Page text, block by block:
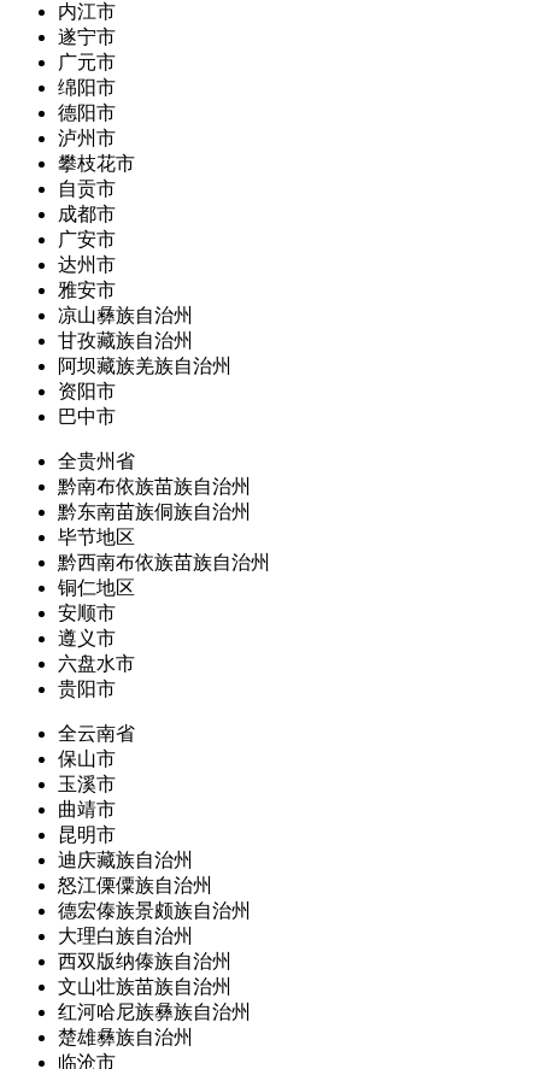
内江市
遂宁市
广元市
绵阳市
德阳市
泸州市
攀枝花市
自贡市
成都市
广安市
达州市
雅安市
凉山彝族自治州
甘孜藏族自治州
阿坝藏族羌族自治州
资阳市
巴中市
全贵州省
黔南布依族苗族自治州
黔东南苗族侗族自治州
毕节地区
黔西南布依族苗族自治州
铜仁地区
安顺市
遵义市
六盘水市
贵阳市
全云南省
保山市
玉溪市
曲靖市
昆明市
迪庆藏族自治州
怒江傈僳族自治州
德宏傣族景颇族自治州
大理白族自治州
西双版纳傣族自治州
文山壮族苗族自治州
红河哈尼族彝族自治州
楚雄彝族自治州
临沧市